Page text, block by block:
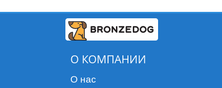
О КОМПАНИИ
О нас